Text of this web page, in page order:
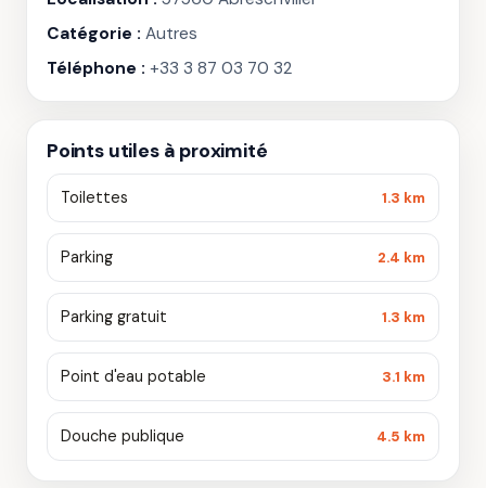
Catégorie : Autres
Téléphone : +33 3 87 03 70 32
Points utiles à proximité
Toilettes 1.3 km
Parking 2.4 km
Parking gratuit 1.3 km
Point d'eau potable 3.1 km
Douche publique 4.5 km